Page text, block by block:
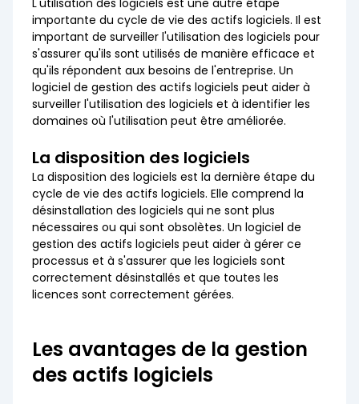
L'utilisation des logiciels est une autre étape
importante du cycle de vie des actifs logiciels. Il est
important de surveiller l'utilisation des logiciels pour
s'assurer qu'ils sont utilisés de manière efficace et
qu'ils répondent aux besoins de l'entreprise. Un
logiciel de gestion des actifs logiciels peut aider à
surveiller l'utilisation des logiciels et à identifier les
domaines où l'utilisation peut être améliorée.
La disposition des logiciels
La disposition des logiciels est la dernière étape du
cycle de vie des actifs logiciels. Elle comprend la
désinstallation des logiciels qui ne sont plus
nécessaires ou qui sont obsolètes. Un logiciel de
gestion des actifs logiciels peut aider à gérer ce
processus et à s'assurer que les logiciels sont
correctement désinstallés et que toutes les
licences sont correctement gérées.
Les avantages de la gestion
des actifs logiciels